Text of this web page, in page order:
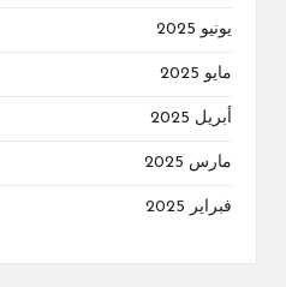
يونيو 2025
مايو 2025
أبريل 2025
مارس 2025
فبراير 2025